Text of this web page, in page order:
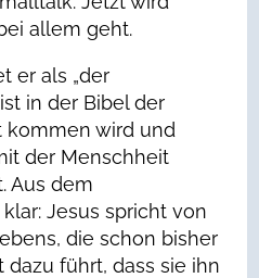
allem geht.
er als „der
in der Bibel der
kommen wird und
der Menschheit
Aus dem
Jesus spricht von
die schon bisher
führt, dass sie ihn